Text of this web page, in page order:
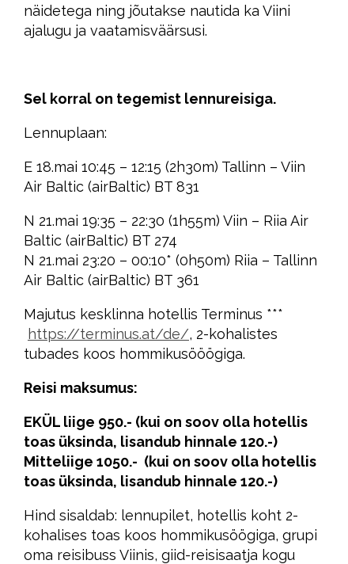
näidetega ning jõutakse nautida ka Viini
ajalugu ja vaatamisväärsusi.
Sel korral on tegemist lennureisiga.
Lennuplaan:
E 18.mai 10:45 – 12:15 (2h30m) Tallinn – Viin
Air Baltic (airBaltic) BT 831
N 21.mai 19:35 – 22:30 (1h55m) Viin – Riia Air
Baltic (airBaltic) BT 274
N 21.mai 23:20 – 00:10* (0h50m) Riia – Tallinn
Air Baltic (airBaltic) BT 361
Majutus kesklinna hotellis Terminus ***
https://terminus.at/de/, 2-kohalistes
tubades koos hommikusööögiga.
Reisi maksumus:
EKÜL liige 950.- (kui on soov olla hotellis
toas üksinda, lisandub hinnale 120.-)
Mitteliige 1050.- (kui on soov olla hotellis
toas üksinda, lisandub hinnale 120.-)
Hind sisaldab: lennupilet, hotellis koht 2-
kohalises toas koos hommikusöögiga, grupi
oma reisibuss Viinis, giid-reisisaatja kogu